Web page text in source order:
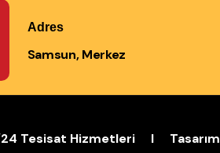
Adres
Samsun, Merkez
7/24 Tesisat Hizmetleri I Tasarım